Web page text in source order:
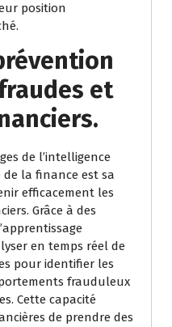
position
et
de l’intelligence
la finance est sa
efficacement les
Grâce à des
en temps réel de
pour identifier les
frauduleux
Cette capacité
de prendre des